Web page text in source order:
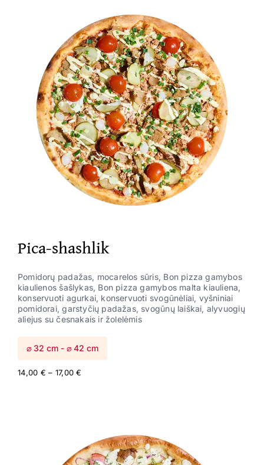
Pica-shashlik
Pomidorų padažas, mocarelos sūris, Bon pizza gamybos
kiaulienos šašlykas, Bon pizza gamybos malta kiauliena,
konservuoti agurkai, konservuoti svogūnėliai, vyšniniai
pomidorai, garstyčių padažas, svogūnų laiškai, alyvuogių
aliejus su česnakais ir žolelėmis
⌀ 32 cm - ⌀ 42 cm
14,00 € – 17,00€